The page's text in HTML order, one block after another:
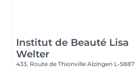
Institut de Beauté Lisa
Welter
433, Route de Thionville Alzingen L-5887